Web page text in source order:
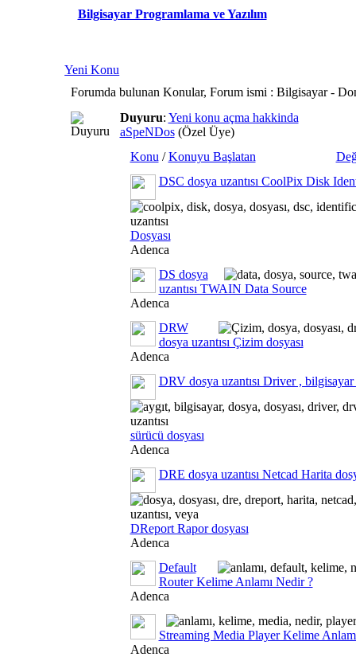
Bilgisayar Programlama ve Yazılım
Yeni Konu
Forumda bulunan Konular, Forum ismi : Bilgisayar -
Duyuru: Yeni konu açma hakkinda
aSpeNDos(Özel Üye)
Konu /Konuyu Başlatan
DSC dosya uzantısı CoolPix Disk
Dosyası
Adenca
DS dosya
uzantısı TWAIN Data Source
Adenca
DRW
dosya uzantısı Çizim dosyası
Adenca
DRV dosya uzantısı Driver , bilgisayar
sürücü dosyası
Adenca
DRE dosya uzantısı Netcad Harita
DReport Rapor dosyası
Adenca
Default
Router Kelime Anlamı Nedir ?
Adenca
Streaming Media Player Kelime
Adenca